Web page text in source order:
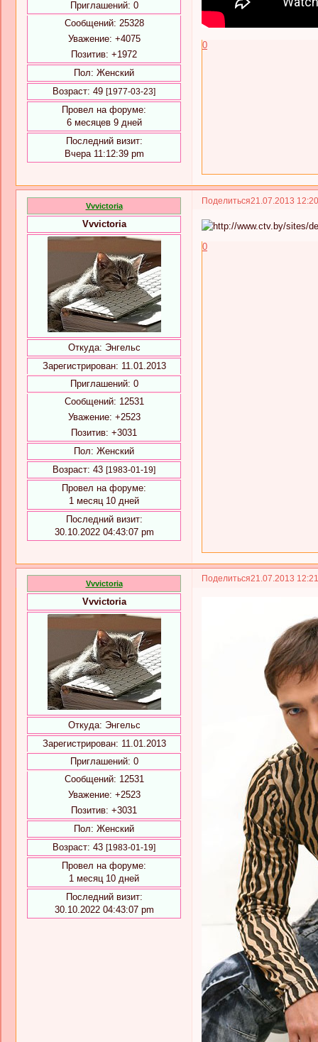
Приглашений: 0
Сообщений: 25328
Уважение: +4075
Позитив: +1972
Пол: Женский
Возраст: 49 [1977-03-23]
Провел на форуме:
6 месяцев 9 дней
Последний визит:
Вчера 11:12:39 pm
0
Поделиться21.07.2013
Vvvictoria
Vvvictoria
Откуда: Энгельс
Зарегистрирован: 11.01.2013
Приглашений: 0
Сообщений: 12531
Уважение: +2523
Позитив: +3031
Пол: Женский
Возраст: 43 [1983-01-19]
Провел на форуме:
1 месяц 10 дней
Последний визит:
30.10.2022 04:43:07 pm
0
Поделиться21.07.2013
Vvvictoria
Vvvictoria
Откуда: Энгельс
Зарегистрирован: 11.01.2013
Приглашений: 0
Сообщений: 12531
Уважение: +2523
Позитив: +3031
Пол: Женский
Возраст: 43 [1983-01-19]
Провел на форуме:
1 месяц 10 дней
Последний визит:
30.10.2022 04:43:07 pm